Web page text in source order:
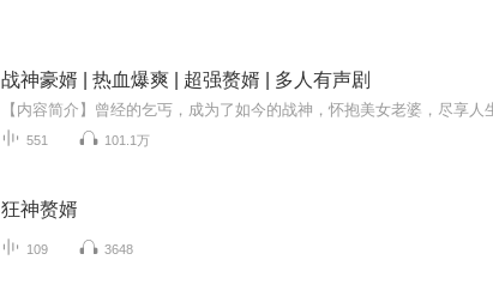
战神豪婿 | 热血爆爽 | 超强赘婿 | 多人有声剧
551 101.1万
狂神赘婿
109 3648